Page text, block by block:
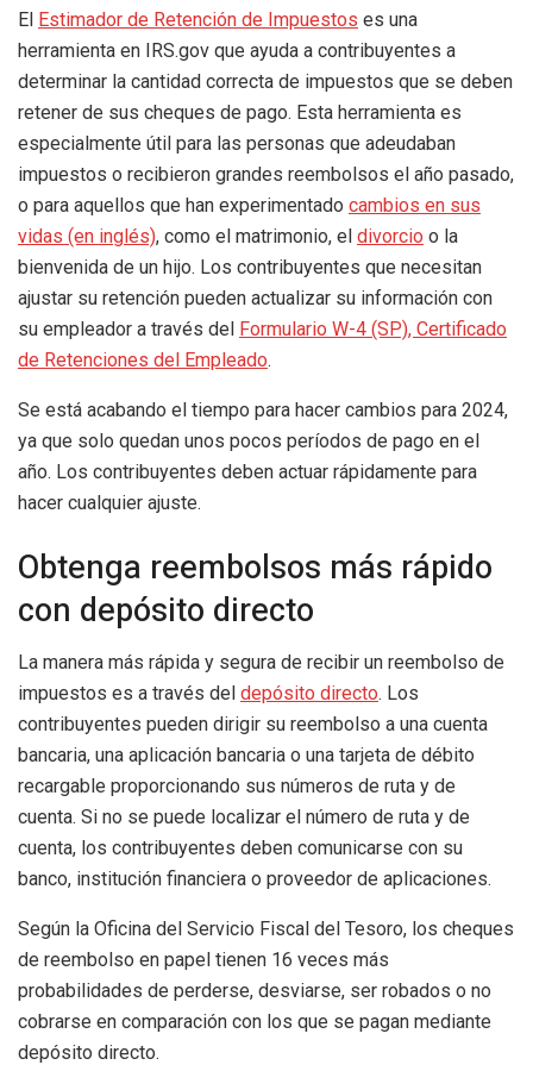
El Estimador de Retención de Impuestos es una
herramienta en IRS.gov que ayuda a contribuyentes a
determinar la cantidad correcta de impuestos que se deben
retener de sus cheques de pago. Esta herramienta es
especialmente útil para las personas que adeudaban
impuestos o recibieron grandes reembolsos el año pasado,
o para aquellos que han experimentado cambios en sus
vidas (en inglés), como el matrimonio, el divorcio o la
bienvenida de un hijo. Los contribuyentes que necesitan
ajustar su retención pueden actualizar su información con
su empleador a través del Formulario W-4 (SP), Certificado
de Retenciones del Empleado.
Se está acabando el tiempo para hacer cambios para 2024,
ya que solo quedan unos pocos períodos de pago en el
año. Los contribuyentes deben actuar rápidamente para
hacer cualquier ajuste.
Obtenga reembolsos más rápido
con depósito directo
La manera más rápida y segura de recibir un reembolso de
impuestos es a través del depósito directo. Los
contribuyentes pueden dirigir su reembolso a una cuenta
bancaria, una aplicación bancaria o una tarjeta de débito
recargable proporcionando sus números de ruta y de
cuenta. Si no se puede localizar el número de ruta y de
cuenta, los contribuyentes deben comunicarse con su
banco, institución financiera o proveedor de aplicaciones.
Según la Oficina del Servicio Fiscal del Tesoro, los cheques
de reembolso en papel tienen 16 veces más
probabilidades de perderse, desviarse, ser robados o no
cobrarse en comparación con los que se pagan mediante
depósito directo.